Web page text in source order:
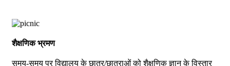
शैक्षणिक भ्रमण
समय-समय पर विद्यालय के छात्र/छात्राओं को शैक्षणिक ज्ञान के विस्तार